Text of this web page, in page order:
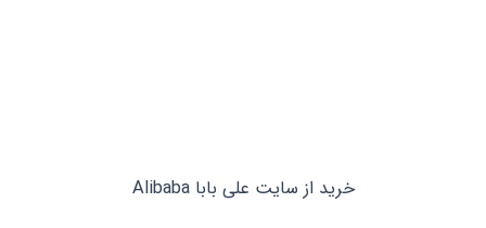
خرید از سایت علی بابا Alibaba